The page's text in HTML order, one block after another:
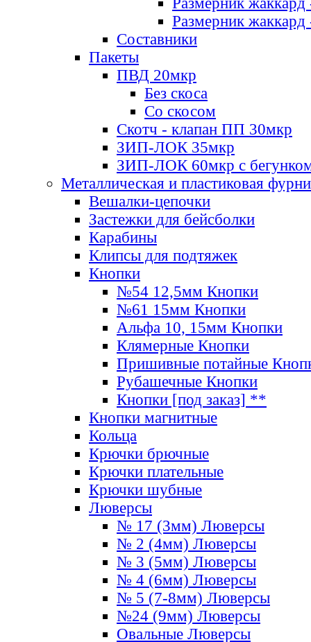
Размерник
Составники
Пакеты
ПВД 20мкр
Без скоса
Со скосом
Скотч - клапан ПП 30мкр
ЗИП-ЛОК 35мкр
ЗИП-ЛОК 60мкр с
Металлическая и пластиковая
Вешалки-цепочки
Застежки для бейсболки
Карабины
Клипсы для подтяжек
Кнопки
№54 12,5мм Кнопки
№61 15мм Кнопки
Альфа 10, 15мм Кнопки
Клямерные Кнопки
Пришивные потайные
Рубашечные Кнопки
Кнопки [под заказ] **
Кнопки магнитные
Кольца
Крючки брючные
Крючки плательные
Крючки шубные
Люверсы
№ 17 (3мм) Люверсы
№ 2 (4мм) Люверсы
№ 3 (5мм) Люверсы
№ 4 (6мм) Люверсы
№ 5 (7-8мм) Люверсы
№24 (9мм) Люверсы
Овальные Люверсы